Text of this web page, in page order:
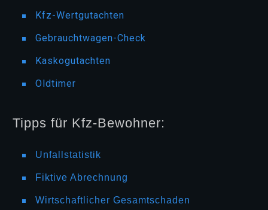
Kfz-Wertgutachten
Gebrauchtwagen-Check
Kaskogutachten
Oldtimer
Tipps für Kfz-Bewohner:
Unfallstatistik
Fiktive Abrechnung
Wirtschaftlicher Gesamtschaden